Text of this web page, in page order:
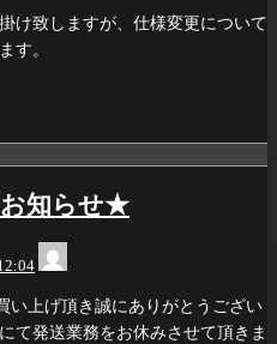
け致しますが、仕様変更について
す。
知らせ★
scale.com
い上げ頂き誠にありがとうござい
て発送業務をお休みさせて頂きま